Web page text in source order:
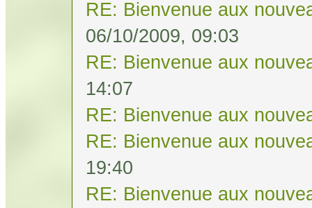
RE: Bienvenue aux
06/10/2009, 09:03
RE: Bienvenue aux
14:07
RE: Bienvenue aux
RE: Bienvenue aux
19:40
RE: Bienvenue aux